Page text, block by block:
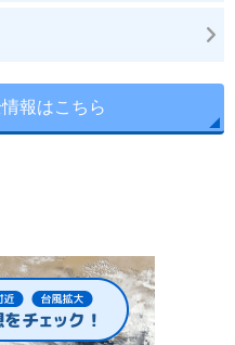
報はこちら